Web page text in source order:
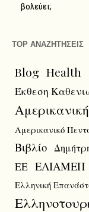
βολεύει;
TOP ΑΝΑΖΗΤΗΣΕΙΣ
Blog Health
Έκθεση
Αμερικανικό
Βιβλίο
ΕΕ ΕΛΙΑΜΕΠ
Ελληνική